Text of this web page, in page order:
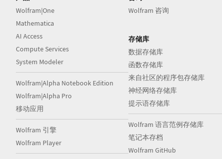
Wolfram|One
Mathematica
AI Access
Compute Services
System Modeler
Wolfram|Alpha Notebook Edition
Wolfram|Alpha Pro
移动应用
Wolfram 引擎
Wolfram Player
Wolfram 咨询
存储库
数据存储库
函数存储库
来自社区的程序包存储库
神经网络存储库
提示语存储库
Wolfram 语言范例存储库
笔记本存档
Wolfram GitHub